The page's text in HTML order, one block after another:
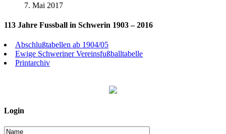
7. Mai 2017
113 Jahre Fussball in Schwerin 1903 – 2016
Abschlußtabellen ab 1904/05
Ewige Schweriner Vereinsfußballtabelle
Printarchiv
Login